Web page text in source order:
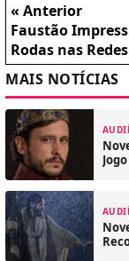
« Anterior
Faustão
Rodas nas
MAIS NOTÍCIAS